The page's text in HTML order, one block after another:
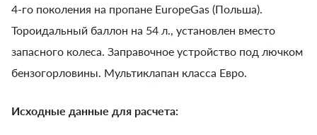
4-го поколения на пропане EuropeGas (Польша).
Тороидальный баллон на 54 л., установлен вместо
запасного колеса. Заправочное устройство под лючком
бензогорловины. Мультиклапан класса Евро.
Исходные данные для расчета: